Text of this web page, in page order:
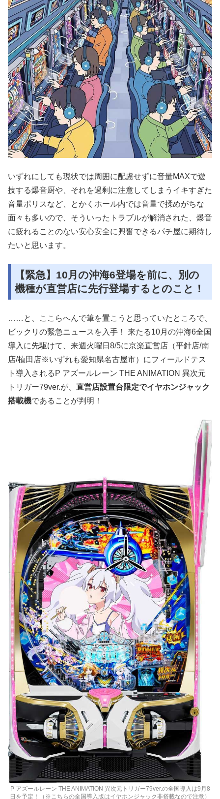
いずれにしても現状では周囲に配慮せずに音量MAXで遊
技する爆音厨や、それを過剰に注意してしまうイキすぎた
音量ポリスなど、とかくホール内では音量で揉めがちな
面々も多いので、そういったトラブルが解消された、爆音
に疲れることのない安心安全に興奮できるパチ屋に期待し
たいと思います。
【緊急】10月の沖海6登場を前に、別の
機種が直営店に先行登場するとのこと！
……と、ここらへんで筆を置こうと思っていたところで、
ビックリの緊急ニュースを入手！ 来たる10月の沖海6全国
導入に先駆けて、来週火曜日8/5に京楽直営店（平針店/南
店/植田店※いずれも愛知県名古屋市）にフィールドテス
ト導入されるP アズールレーン THE ANIMATION 異次元
トリガー79ver.が、 直営店設置台限定でイヤホンジャック
搭載機であることが判明！
P アズールレーン THE ANIMATION 異次元トリガー79ver.の全国導入は9月8
日を予定！（※こちらの全国導入版はイヤホンジャック非搭載なので注意）